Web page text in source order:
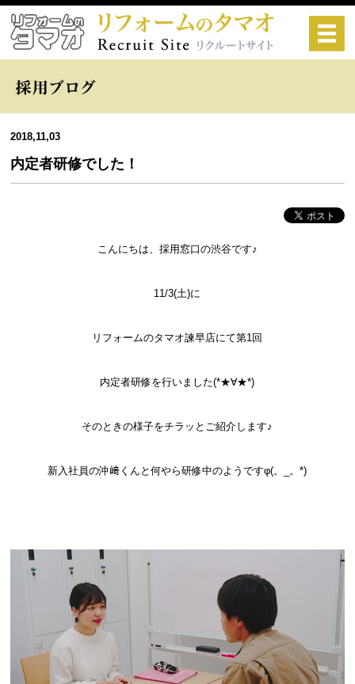
2018,11,03
内定者研修でした！
こんにちは、採用窓口の渋谷です♪
11/3(土)に
リフォームのタマオ諫早店にて第1回
内定者研修を行いました(*★∀★*)
そのときの様子をチラッとご紹介します♪
新入社員の沖﨑くんと何やら研修中のようですφ(。_。*)